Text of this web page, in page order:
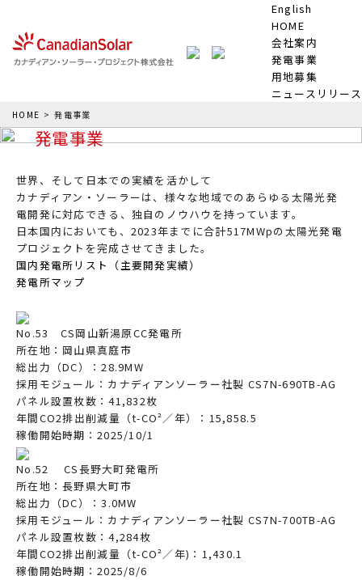
English
HOME
会社案内
発電事業
用地募集
ニュースリリース
HOME > 発電事業
発電事業
世界、そして日本での実績を活かして
カナディアン・ソーラーは、様々な地域でのあらゆる太陽光発
電開発に対応できる、独自のノウハウを持っています。
日本国内においても、2023年までに合計517MWpの太陽光発電
プロジェクトを完成させてきました。
国内発電所リスト（主要開発実績）
発電所マップ
No.53 CS岡山新湯原CC発電所
所在地：岡山県真庭市
総出力（DC）：28.9MW
採用モジュール：カナディアンソーラー社製 CS7N-690TB-AG
パネル設置枚数：41,832枚
年間CO2排出削減量（t-CO²／年）：15,858.5
稼働開始時期：2025/10/1
No.52 CS長野大町発電所
所在地：長野県大町市
総出力（DC）：3.0MW
採用モジュール：カナディアンソーラー社製 CS7N-700TB-AG
パネル設置枚数：4,284枚
年間CO2排出削減量（t-CO²／年)：1,430.1
稼働開始時期：2025/8/6